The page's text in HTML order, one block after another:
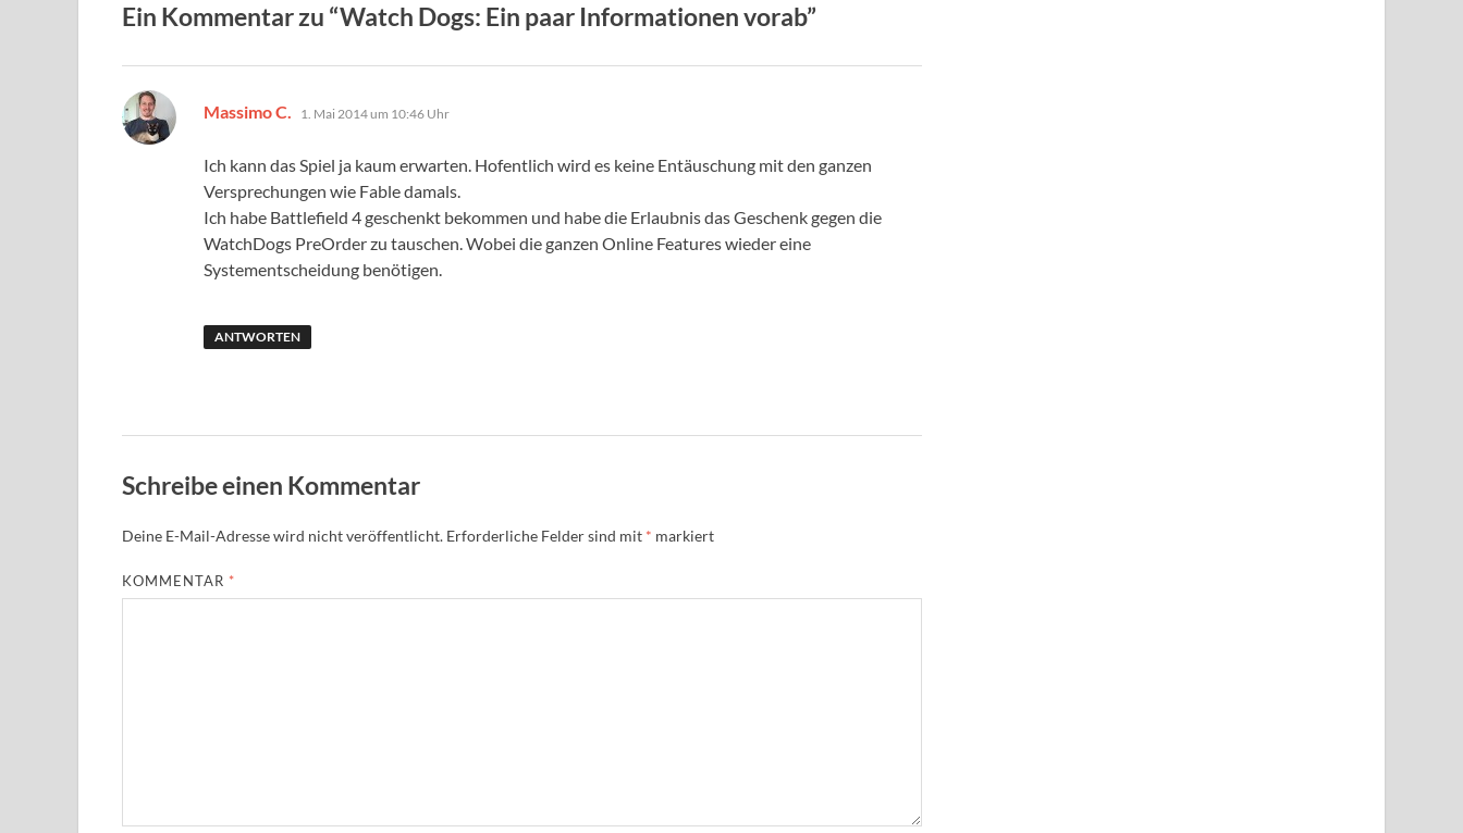
Ein Kommentar zu “Watch Dogs: Ein paar Informationen vorab”
Massimo C. sagt:
1. Mai 2014 um 10:46 Uhr
Ich kann das Spiel ja kaum erwarten. Hofentlich wird es keine Entäuschung mit den ganzen
Versprechungen wie Fable damals.
Ich habe Battlefield 4 geschenkt bekommen und habe die Erlaubnis das Geschenk gegen die
WatchDogs PreOrder zu tauschen. Wobei die ganzen Online Features wieder eine
Systementscheidung benötigen.
ANTWORTEN
Schreibe einen Kommentar
Deine E-Mail-Adresse wird nicht veröffentlicht. Erforderliche Felder sind mit * markiert
KOMMENTAR *